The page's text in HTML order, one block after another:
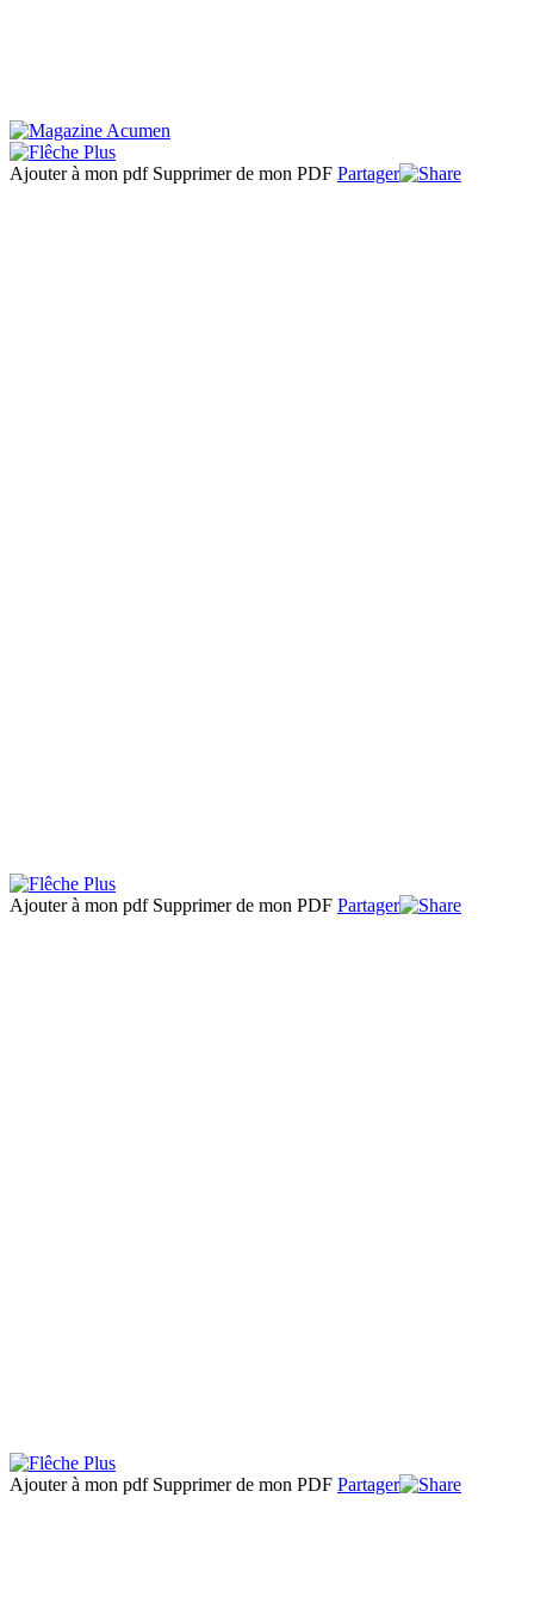
Ajouter à mon pdf Supprimer de mon PDF Partager
Ajouter à mon pdf Supprimer de mon PDF Partager
Ajouter à mon pdf Supprimer de mon PDF Partager